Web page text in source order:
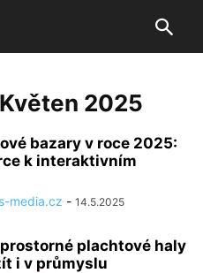
2025
bazary v roce 2025:
k interaktivním
media.cz - 14.5.2025
plachtové haly
i v průmyslu